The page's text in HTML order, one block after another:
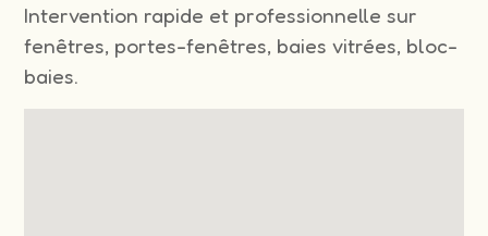
Intervention rapide et professionnelle sur
fenêtres, portes-fenêtres, baies vitrées, bloc-
baies.